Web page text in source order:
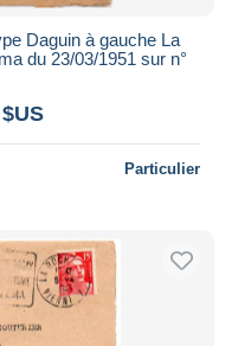
Daguin à gauche La
du 23/03/1951 sur n°
Particulier